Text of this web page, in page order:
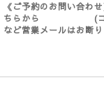
《ご予約のお問い合わ
ちらから (コ
など営業メールはお断